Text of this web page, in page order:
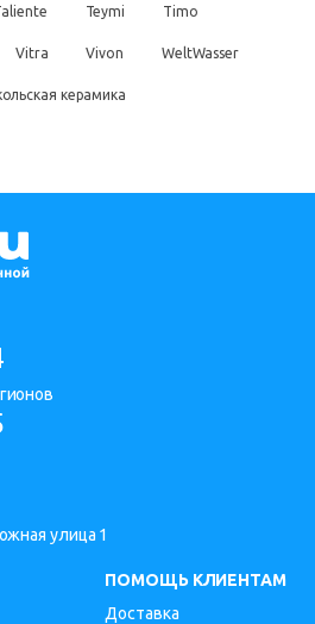
Teymi Timo
Vitra Vivon WeltWasser
керамика
улица 1
ПОМОЩЬ КЛИЕНТАМ
Доставка